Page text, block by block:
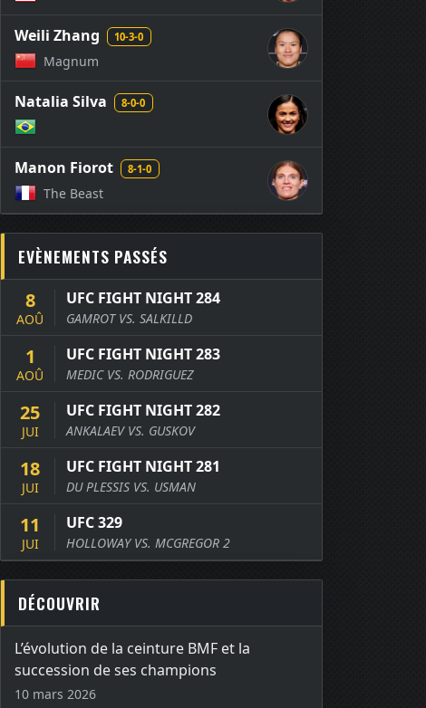
Weili Zhang 10-3-0
Magnum
Natalia Silva 8-0-0
Manon Fiorot 8-1-0
The Beast
EVÈNEMENTS PASSÉS
8
AOÛ
UFC FIGHT NIGHT 284
GAMROT VS. SALKILLD
1
AOÛ
UFC FIGHT NIGHT 283
MEDIC VS. RODRIGUEZ
25
JUI
UFC FIGHT NIGHT 282
ANKALAEV VS. GUSKOV
18
JUI
UFC FIGHT NIGHT 281
DU PLESSIS VS. USMAN
11
JUI
UFC 329
HOLLOWAY VS. MCGREGOR 2
DÉCOUVRIR
L’évolution de la ceinture BMF et la
succession de ses champions
10 mars 2026